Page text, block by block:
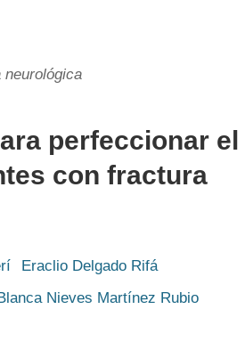
perfeccionar el
con fractura
Eraclio Delgado Rifá
Nieves Martínez Rubio